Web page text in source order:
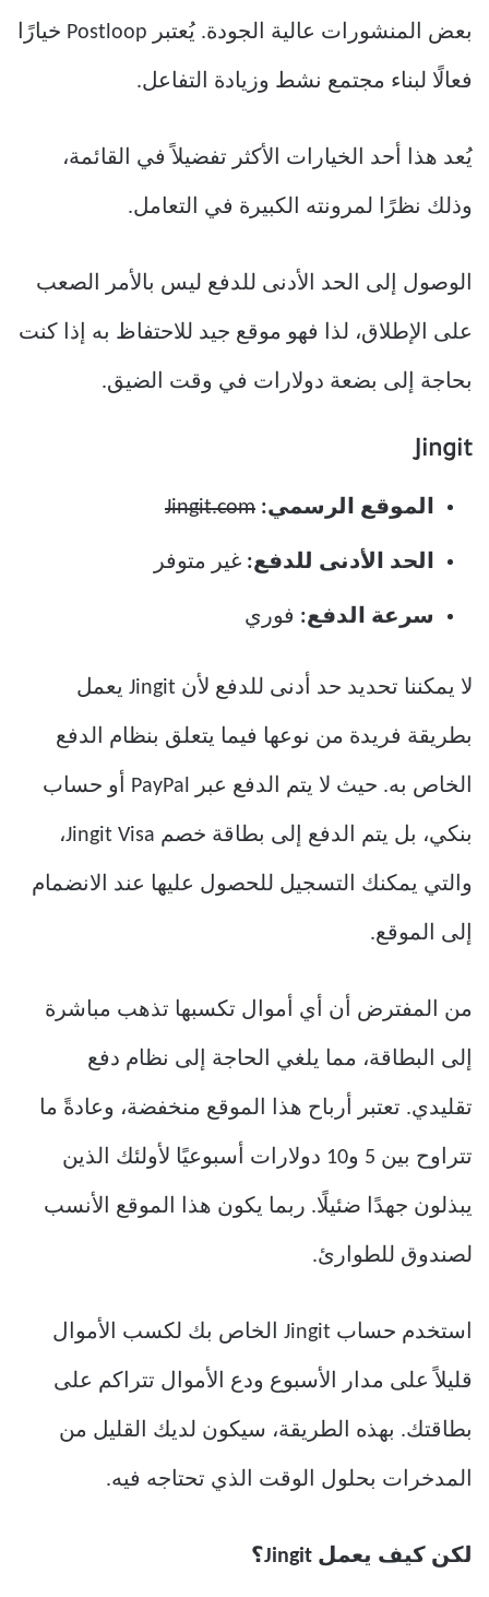
بعض المنشورات عالية الجودة. يُعتبر Postloop خيارًا
فعالًا لبناء مجتمع نشط وزيادة التفاعل.
يُعد هذا أحد الخيارات الأكثر تفضيلاً في القائمة،
وذلك نظرًا لمرونته الكبيرة في التعامل.
الوصول إلى الحد الأدنى للدفع ليس بالأمر الصعب
على الإطلاق، لذا فهو موقع جيد للاحتفاظ به إذا كنت
بحاجة إلى بضعة دولارات في وقت الضيق.
Jingit
الموقع الرسمي: Jingit.com
الحد الأدنى للدفع: غير متوفر
سرعة الدفع: فوري
لا يمكننا تحديد حد أدنى للدفع لأن Jingit يعمل
بطريقة فريدة من نوعها فيما يتعلق بنظام الدفع
الخاص به. حيث لا يتم الدفع عبر PayPal أو حساب
بنكي، بل يتم الدفع إلى بطاقة خصم Jingit Visa،
والتي يمكنك التسجيل للحصول عليها عند الانضمام
إلى الموقع.
من المفترض أن أي أموال تكسبها تذهب مباشرة
إلى البطاقة، مما يلغي الحاجة إلى نظام دفع
تقليدي. تعتبر أرباح هذا الموقع منخفضة، وعادةً ما
تتراوح بين 5 و10 دولارات أسبوعيًا لأولئك الذين
يبذلون جهدًا ضئيلًا. ربما يكون هذا الموقع الأنسب
لصندوق للطوارئ.
استخدم حساب Jingit الخاص بك لكسب الأموال
قليلاً على مدار الأسبوع ودع الأموال تتراكم على
بطاقتك. بهذه الطريقة، سيكون لديك القليل من
المدخرات بحلول الوقت الذي تحتاجه فيه.
لكن كيف يعمل Jingit؟